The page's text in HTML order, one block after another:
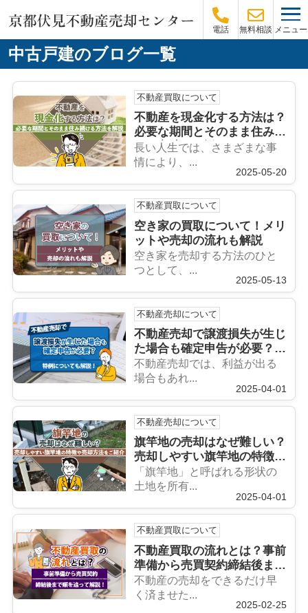
電話 無料相談 メニュー
中古戸建のブログ一覧
不動産買取について
不動産を現金化する方法は？
必要な期間とそのまま住み続
ける方法を解説
長い人生では、さまざまな事
情により、...
2025-05-20
不動産買取について
空き家の買取について！メリ
ットや売却の流れも解説
空き家を売却する方法のひと
つとして、...
2025-05-13
不動産売却について
不動産売却で譲渡損失が生じ
た場合も確定申告が必要？特
例についても解説！
不動産売却では、利益が出る
場合もあれ...
2025-04-01
不動産売却について
旗竿地の売却はなぜ難しい？
売却しやすい旗竿地の特徴や
売却方法をご紹介
「旗竿地」と呼ばれる形状の
土地を所有...
2025-04-01
不動産買取について
不動産買取の流れとは？事前
準備から売買契約締結後まで
順を追って解説！
不動産の売却をできるだけ早
く済ませた...
2025-02-25